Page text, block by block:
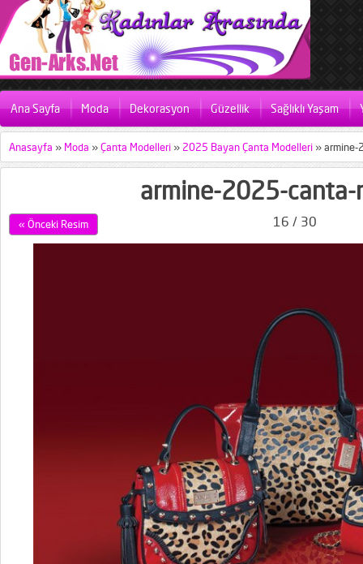
Ana Sayfa Moda Dekorasyon Güzellik Sağlıklı Yaşam
Anasayfa » Moda »Çanta Modelleri » 2025 Bayan Çanta Modelleri »armine-
armine-2025-canta-
« Önceki Resim 16 / 30